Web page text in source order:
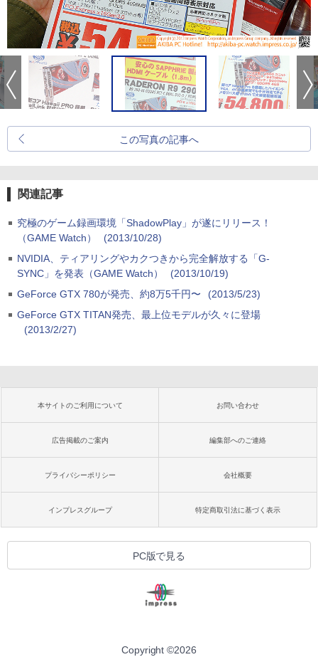
この写真の記事へ
関連記事
究極のゲーム録画環境「ShadowPlay」が遂にリリース！
（GAME Watch）
(2013/10/28)
NVIDIA、ティアリングやカクつきから完全解放する「G-
SYNC」を発表（GAME Watch）
(2013/10/19)
GeForce GTX 780が発売、約8万5千円〜
(2013/5/23)
GeForce GTX TITAN発売、最上位モデルが久々に登場
(2013/2/27)
本サイトのご利用について お問い合わせ
広告掲載のご案内 編集部へのご連絡
プライバシーポリシー 会社概要
インプレスグループ 特定商取引法に基づく表示
PC版で見る
Copyright ©2026